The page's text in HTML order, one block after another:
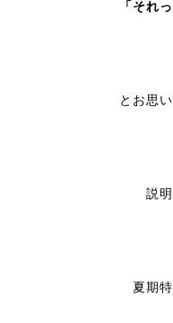
「それ
とお思
説
夏期